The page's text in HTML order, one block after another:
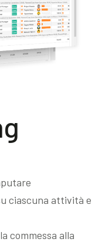
ciascuna attività e
commessa alla